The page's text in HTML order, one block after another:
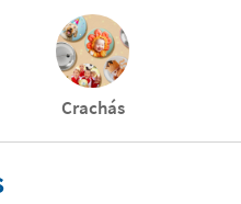
Crachás